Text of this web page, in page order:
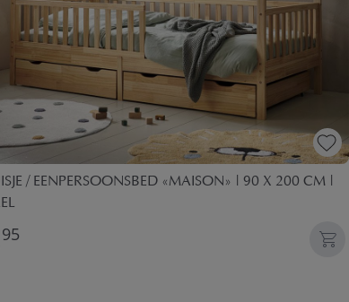
/ EENPERSOONSBED «MAISON» | 90 X 200 CM |
95